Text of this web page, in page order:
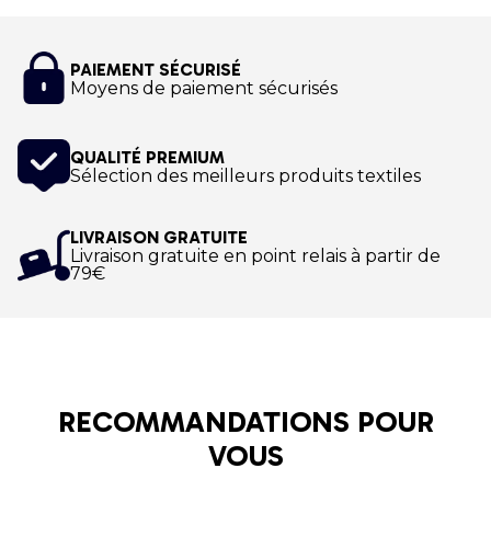
cousu.
Optez pour le sweat premium ultra confort noir
Impression numérique !
PAIEMENT SÉCURISÉ
Moyens de paiement sécurisés
QUALITÉ PREMIUM
Sélection des meilleurs produits textiles
LIVRAISON GRATUITE
Livraison gratuite en point relais à partir de
79€
RECOMMANDATIONS POUR
VOUS